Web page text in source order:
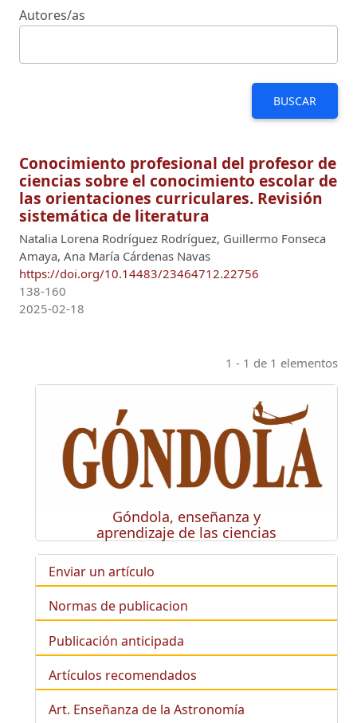
Autores/as
BUSCAR
Conocimiento profesional del profesor de
ciencias sobre el conocimiento escolar de
las orientaciones curriculares. Revisión
sistemática de literatura
Natalia Lorena Rodríguez Rodríguez, Guillermo Fonseca
Amaya, Ana María Cárdenas Navas
https://doi.org/10.14483/23464712.22756
138-160
2025-02-18
1 - 1 de 1 elementos
Góndola, enseñanza y
aprendizaje de las ciencias
Enviar un artículo
Normas de publicacion
Publicación anticipada
Artículos recomendados
Art. Enseñanza de la Astronomía